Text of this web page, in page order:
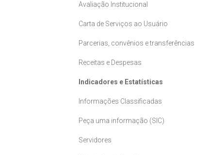
Avaliação Institucional
Carta de Serviços ao Usuário
Parcerias, convênios e transferências
Receitas e Despesas
Indicadores e Estatísticas
Informações Classificadas
Peça uma informação (SIC)
Servidores